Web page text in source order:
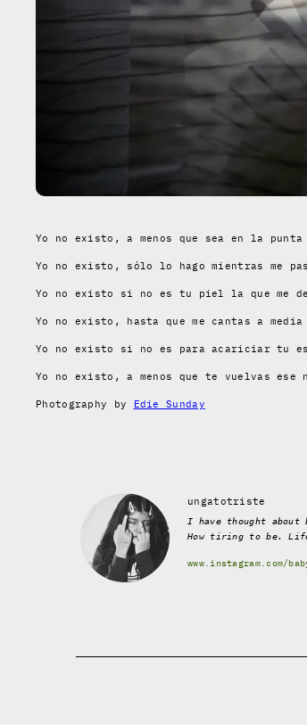
Yo no existo, a menos que sea en la
Yo no existo, sólo lo hago mientras me
Yo no existo si no es tu piel la que me
Yo no existo, hasta que me cantas a media
Yo no existo si no es para acariciar tu
Yo no existo, a menos que te vuelvas
Photography by Edie Sunday
ungatotriste
I have thought about
How tiring to be.
www.instagram.com/